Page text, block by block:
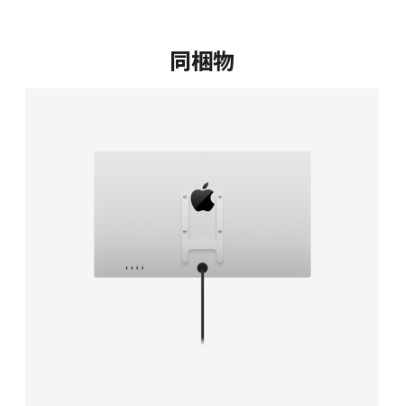
同梱物